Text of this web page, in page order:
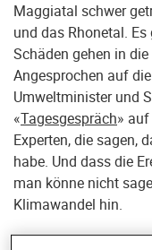
Maggiatal schwer
und das Rhonetal.
Schäden gehen in
Angesprochen auf
Umweltminister und
«Tagesgespräch»
Experten, die sagen,
habe. Und dass die
man könne nicht
Klimawandel hin.